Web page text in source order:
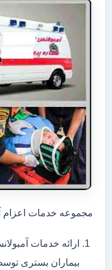
مجموعه خدمات اعزام
ارائه خدمات
بیماران بستری